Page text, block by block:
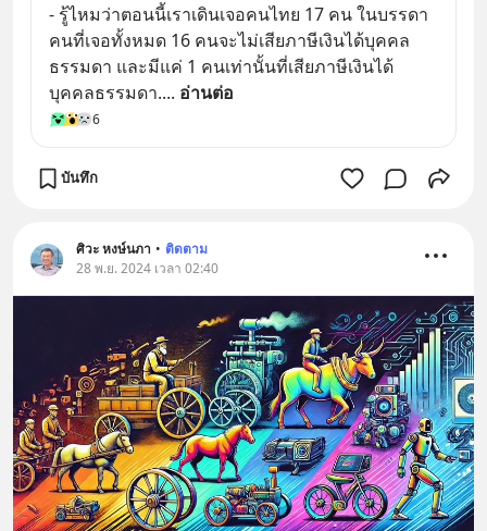
- รู้ไหมว่าตอนนี้เราเดินเจอคนไทย 17 คน ในบรรดา
คนที่เจอทั้งหมด 16 คนจะไม่เสียภาษีเงินได้บุคคล
ธรรมดา และมีแค่ 1 คนเท่านั้นที่เสียภาษีเงินได้
บุคคลธรรมดา.... อ่านต่อ
6
บันทึก
ศิวะ หงษ์นภา • ติดตาม
28 พ.ย. 2024 เวลา 02:40